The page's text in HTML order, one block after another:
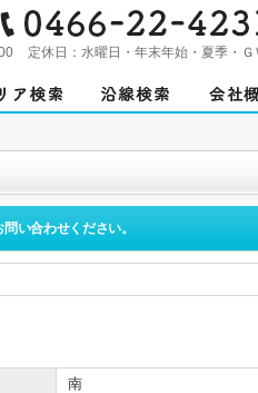
定休日： 水曜日・年末年始・夏季・Ｇ
い合わせください。
南